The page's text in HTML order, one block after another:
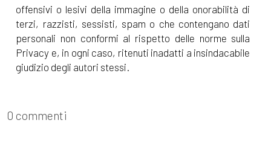
offensivi o lesivi della immagine o della onorabilità di
terzi, razzisti, sessisti, spam o che contengano dati
personali non conformi al rispetto delle norme sulla
Privacy e, in ogni caso, ritenuti inadatti a insindacabile
giudizio degli autori stessi.
0 commenti